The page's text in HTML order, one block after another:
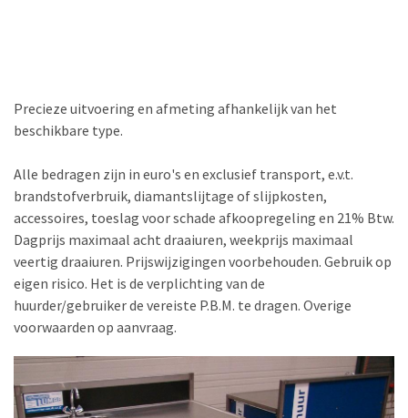
Precieze uitvoering en afmeting afhankelijk van het
beschikbare type.
Alle bedragen zijn in euro's en exclusief transport, e.v.t.
brandstofverbruik, diamantslijtage of slijpkosten,
accessoires, toeslag voor schade afkoopregeling en 21% Btw.
Dagprijs maximaal acht draaiuren, weekprijs maximaal
veertig draaiuren. Prijswijzigingen voorbehouden. Gebruik op
eigen risico. Het is de verplichting van de
huurder/gebruiker de vereiste P.B.M. te dragen. Overige
voorwaarden op aanvraag.